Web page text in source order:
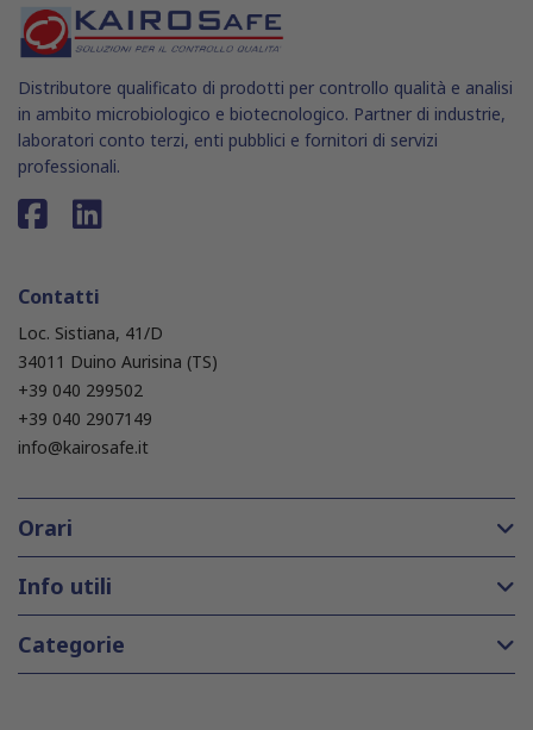
Distributore qualificato di prodotti per controllo qualità e analisi
in ambito microbiologico e biotecnologico. Partner di industrie,
laboratori conto terzi, enti pubblici e fornitori di servizi
professionali.
Contatti
Loc. Sistiana, 41/D
34011 Duino Aurisina (TS)
+39 040 299502
+39 040 2907149
info@kairosafe.it
Orari
Info utili
Categorie